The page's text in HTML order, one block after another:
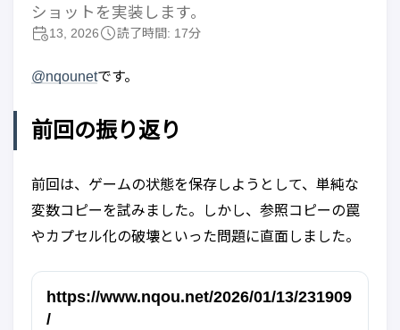
ショットを実装します。
13, 2026 読了時間: 17分
@nqounetです。
前回の振り返り
前回は、ゲームの状態を保存しようとして、単純な
変数コピーを試みました。しかし、参照コピーの罠
やカプセル化の破壊といった問題に直面しました。
https://www.nqou.net/2026/01/13/231909
/